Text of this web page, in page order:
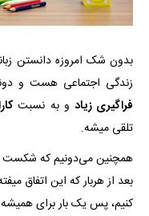
بدون شک امروزه دانستن
زندگی اجتماعی ‌هست و
فراگیری زیاد و به نسبت
تلقی میشه.
همچنین می‌دونیم که شکست
بعد از هربار که این اتفاق
کنیم، پس یک بار برای